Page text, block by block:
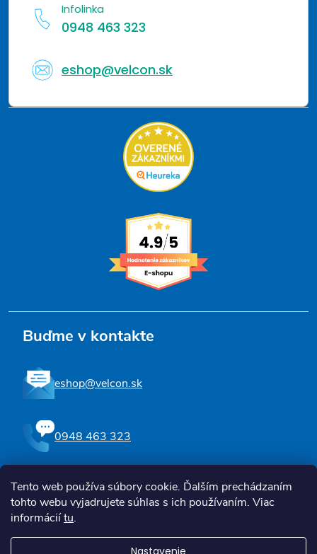
Tento web používa súbory cookie. Ďalším prechádzaním
tohto webu vyjadrujete súhlas s ich používaním. Viac
informáciítu.
Nastavenie
Infolinka
0948 463 323
eshop@velcon.sk
Buďme v kontakte
eshop@velcon.sk
0948 463 323
Sledujte nás na Facebooku